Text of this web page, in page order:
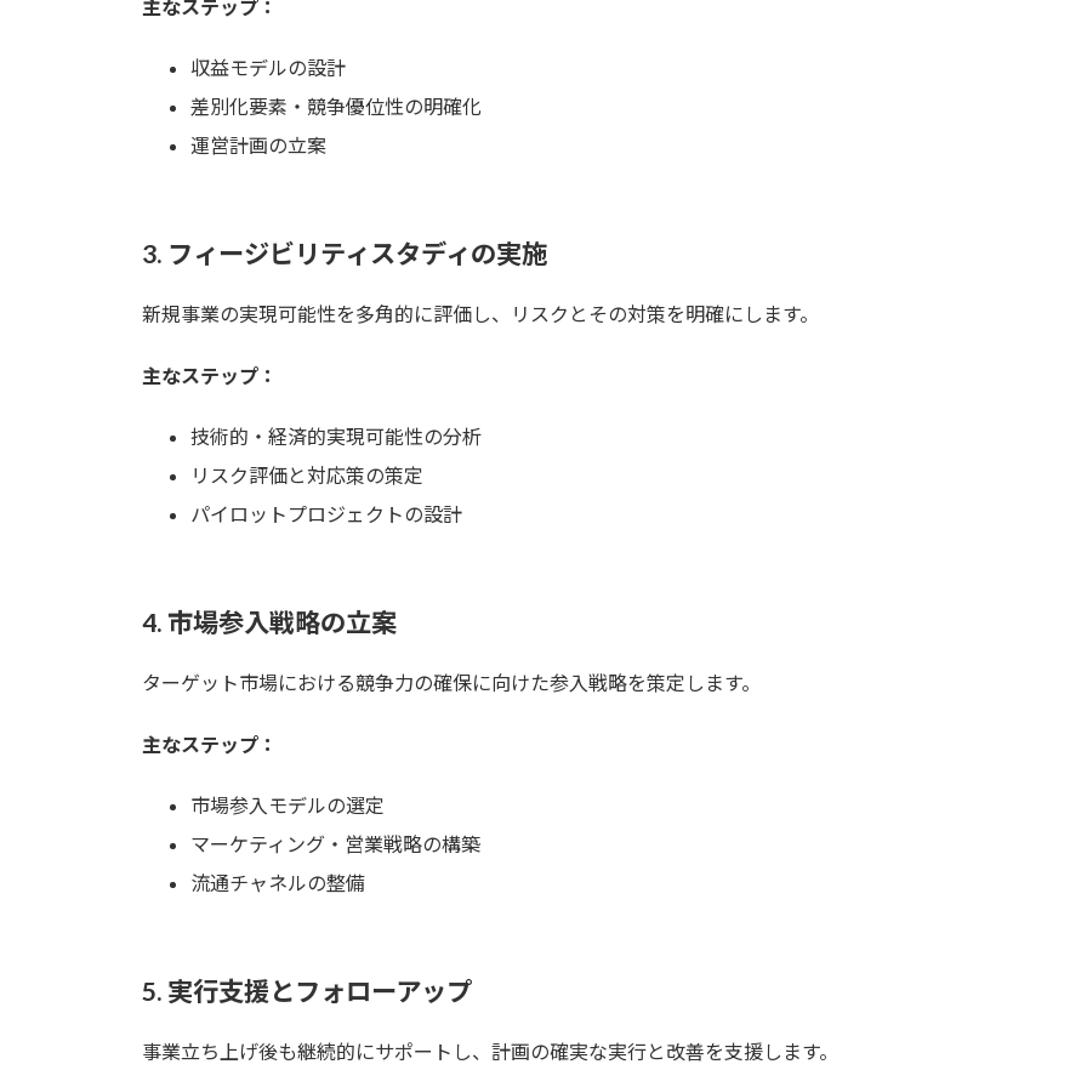
主なステップ：
収益モデルの設計
差別化要素・競争優位性の明確化
運営計画の立案
3. フィージビリティスタディの実施
新規事業の実現可能性を多角的に評価し、リスクとその対策を明確にします。
主なステップ：
技術的・経済的実現可能性の分析
リスク評価と対応策の策定
パイロットプロジェクトの設計
4.市場参入戦略の立案
ターゲット市場における競争力の確保に向けた参入戦略を策定します。
主なステップ：
市場参入モデルの選定
マーケティング・営業戦略の構築
流通チャネルの整備
5. 実行支援とフォローアップ
事業立ち上げ後も継続的にサポートし、計画の確実な実行と改善を支援します。